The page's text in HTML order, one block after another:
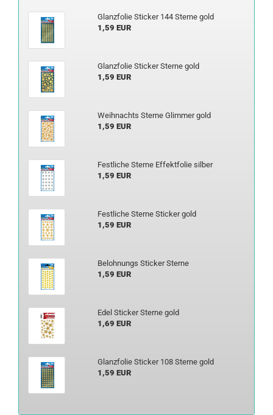
Glanz­fo­lie Sti­cker 144 Ster­ne gold
1,59 EUR
Glanz­fo­lie Sti­cker Ster­ne gold
1,59 EUR
Weih­nachts Ster­ne Glim­mer gold
1,59 EUR
Fest­li­che Ster­ne Ef­fekt­fo­lie sil­ber
1,59 EUR
Fest­li­che Ster­ne Sti­cker gold
1,59 EUR
Be­loh­nungs Sti­cker Ster­ne
1,59 EUR
Edel Sti­cker Ster­ne gold
1,69 EUR
Glanz­fo­lie Sti­cker 108 Ster­ne gold
1,59 EUR